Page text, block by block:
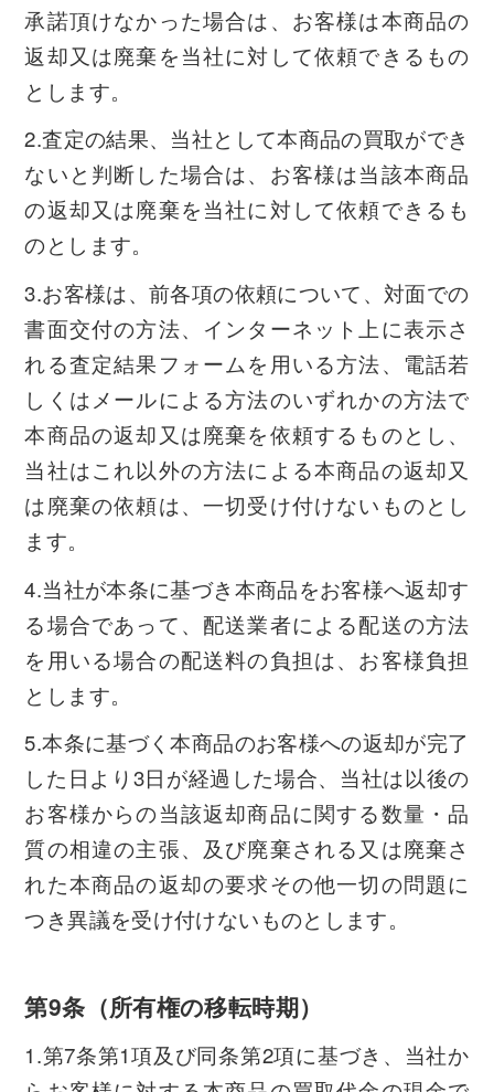
承諾頂けなかった場合は、お客様は本商品の
返却又は廃棄を当社に対して依頼できるもの
とします。
2.査定の結果、当社として本商品の買取ができ
ないと判断した場合は、お客様は当該本商品
の返却又は廃棄を当社に対して依頼できるも
のとします。
3.お客様は、前各項の依頼について、対面での
書面交付の方法、インターネット上に表示さ
れる査定結果フォームを用いる方法、電話若
しくはメールによる方法のいずれかの方法で
本商品の返却又は廃棄を依頼するものとし、
当社はこれ以外の方法による本商品の返却又
は廃棄の依頼は、一切受け付けないものとし
ます。
4.当社が本条に基づき本商品をお客様へ返却す
る場合であって、配送業者による配送の方法
を用いる場合の配送料の負担は、お客様負担
とします。
5.本条に基づく本商品のお客様への返却が完了
した日より3日が経過した場合、当社は以後の
お客様からの当該返却商品に関する数量・品
質の相違の主張、及び廃棄される又は廃棄さ
れた本商品の返却の要求その他一切の問題に
つき異議を受け付けないものとします。
第9条（所有権の移転時期）
1.第7条第1項及び同条第2項に基づき、当社か